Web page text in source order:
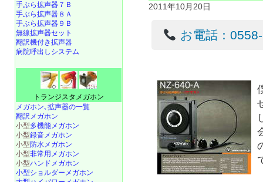
2011年10月20日
お電話：
手ぶら拡声器７Ｂ
手ぶら拡声器８Ａ
手ぶら拡声器９Ｂ
無線拡声器セット
翻訳機付き拡声器
病院呼出しシステム
トランジスタメガホン
メガホン､拡声器の一覧
翻訳メガホン
小型多機能メガホン
小型録音メガホン
小型防水メガホン
小型非常用メガホン
小型ハンドメガホン
小型ショルダーメガホン